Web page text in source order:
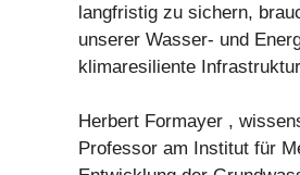
langfristig zu sichern,
unserer Wasser- und
klimaresiliente
Herbert Formayer ,
Professor am Institut für